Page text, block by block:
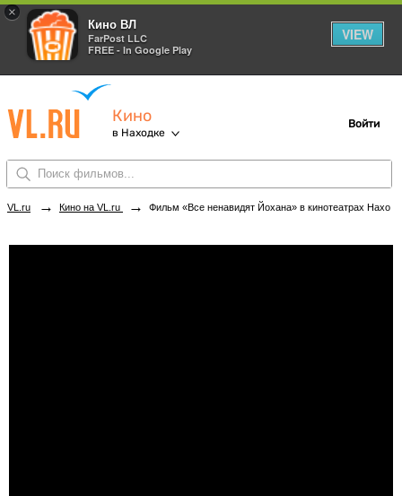
×
Кино ВЛ
FarPost LLC
FREE - In Google Play
VIEW
Кино
в Находке
Войти
VL.ru → Кино на VL.ru → Фильм «Все ненавидят Йохана» в кинотеатрах Находки. Купить билеты!